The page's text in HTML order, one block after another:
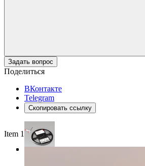
Задать вопрос
Поделиться
ВКонтакте
Telegram
Скопировать ссылку
Item 1 of 3